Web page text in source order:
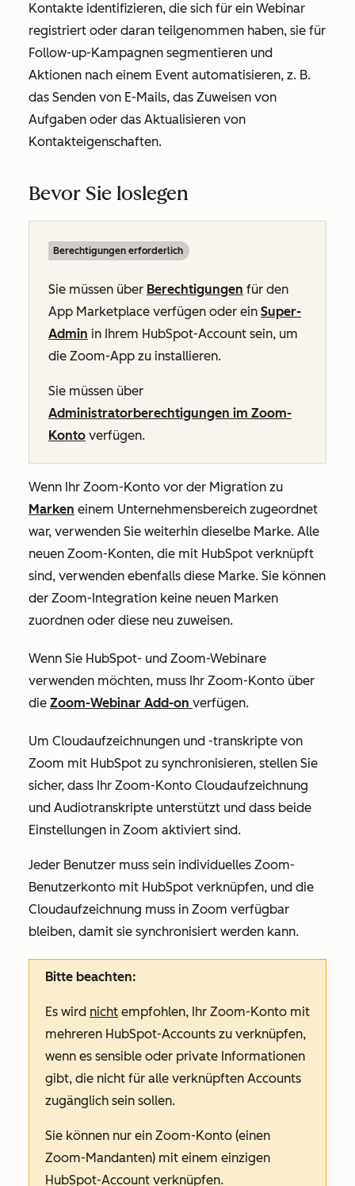
Kontakte identifizieren, die sich für ein Webinar
registriert oder daran teilgenommen haben, sie für
Follow-up-Kampagnen segmentieren und
Aktionen nach einem Event automatisieren, z. B.
das Senden von E-Mails, das Zuweisen von
Aufgaben oder das Aktualisieren von
Kontakteigenschaften.
Bevor Sie loslegen
Berechtigungen erforderlich
Sie müssen über Berechtigungen für den
App Marketplace verfügen oder ein Super-
Admin in Ihrem HubSpot-Account sein, um
die Zoom-App zu installieren.
Sie müssen über
Administratorberechtigungen im Zoom-
Konto verfügen.
Wenn Ihr Zoom-Konto vor der Migration zu
Marken einem Unternehmensbereich zugeordnet
war, verwenden Sie weiterhin dieselbe Marke. Alle
neuen Zoom-Konten, die mit HubSpot verknüpft
sind, verwenden ebenfalls diese Marke. Sie können
der Zoom-Integration keine neuen Marken
zuordnen oder diese neu zuweisen.
Wenn Sie HubSpot- und Zoom-Webinare
verwenden möchten, muss Ihr Zoom-Konto über
die Zoom-Webinar Add-on verfügen.
Um Cloudaufzeichnungen und -transkripte von
Zoom mit HubSpot zu synchronisieren, stellen Sie
sicher, dass Ihr Zoom-Konto Cloudaufzeichnung
und Audiotranskripte unterstützt und dass beide
Einstellungen in Zoom aktiviert sind.
Jeder Benutzer muss sein individuelles Zoom-
Benutzerkonto mit HubSpot verknüpfen, und die
Cloudaufzeichnung muss in Zoom verfügbar
bleiben, damit sie synchronisiert werden kann.
Bitte beachten:
Es wird nicht empfohlen, Ihr Zoom-Konto mit
mehreren HubSpot-Accounts zu verknüpfen,
wenn es sensible oder private Informationen
gibt, die nicht für alle verknüpften Accounts
zugänglich sein sollen.
Sie können nur ein Zoom-Konto (einen
Zoom-Mandanten) mit einem einzigen
HubSpot-Account verknüpfen.